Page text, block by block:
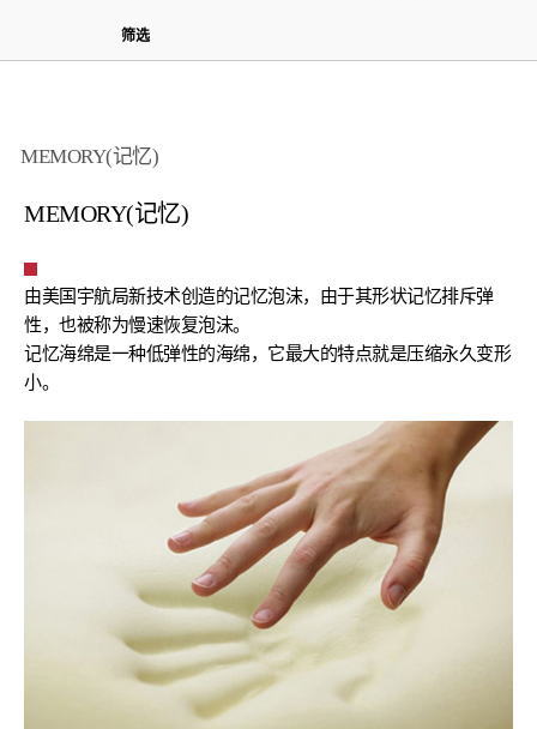
筛选
MEMORY(记忆)
MEMORY(记忆)
由美国宇航局新技术创造的记忆泡沫，由于其形状记忆排斥弹
性，也被称为慢速恢复泡沫。
记忆海绵是一种低弹性的海绵，它最大的特点就是压缩永久变形
小。